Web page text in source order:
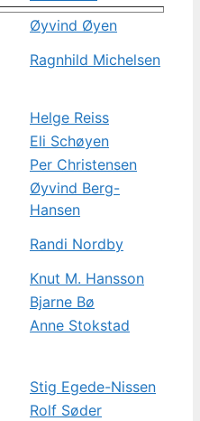
Øyvind Øyen
Ragnhild Michelsen
Helge Reiss
Eli Schøyen
Per Christensen
Øyvind Berg-
Hansen
Randi Nordby
Knut M. Hansson
Bjarne Bø
Anne Stokstad
Stig Egede-Nissen
Rolf Søder